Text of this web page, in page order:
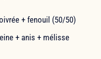
+ fenouil (50/50)
+ anis + mélisse